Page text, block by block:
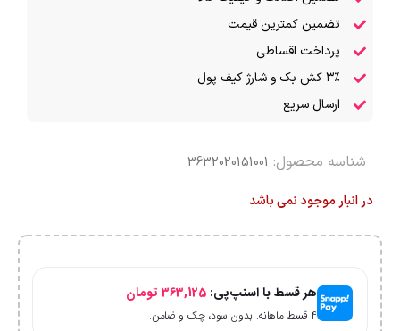
تضمین کمترین قیمت
پرداخت اقساطی
۳٪ کش بک و شارژ کیف پول
ارسال سریع
شناسه محصول: 3632020151001
در انبار موجود نمی باشد
هر قسط با اسنپ‌پی: 363,125 تومان
۴ قسط ماهانه. بدون سود، چک و ضامن.